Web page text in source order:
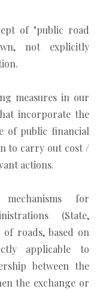
of "public road
not explicitly
measures in our
incorporate the
of public financial
to carry out cost /
actions.
for
(State,
roads, based on
applicable to
between the
the exchange or